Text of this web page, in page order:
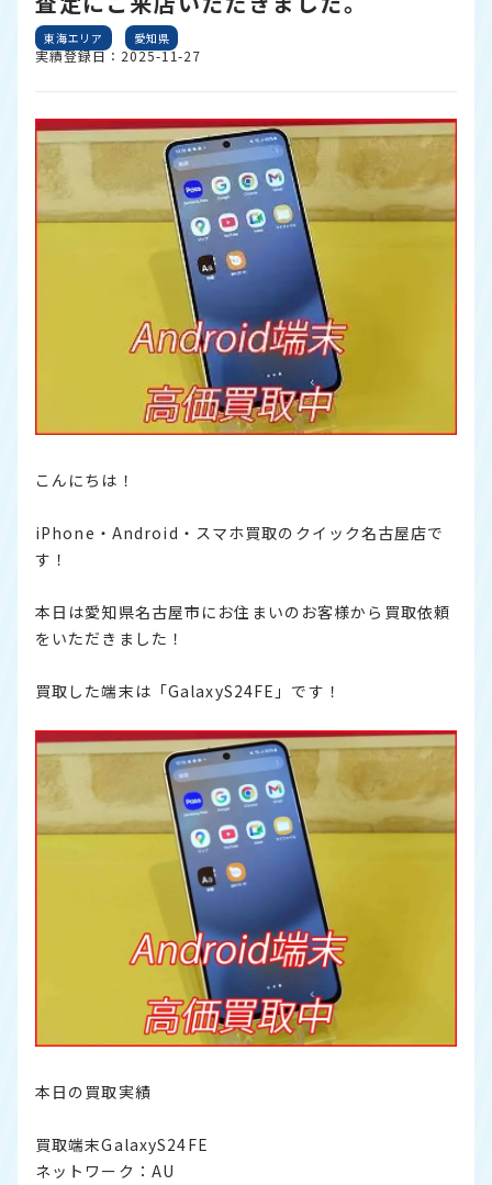
東海エリア 愛知県
実績登録日：2025-11-27
こんにちは！
iPhone・Android・スマホ買取のクイック名古屋店で
す！
本日は愛知県名古屋市にお住まいのお客様から買取依頼
をいただきました！
買取した端末は「GalaxyS24FE」です！
本日の買取実績
買取端末GalaxyS24FE
ネットワーク：AU